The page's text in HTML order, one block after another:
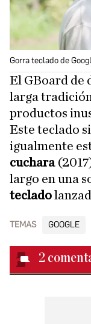
Gorra teclado de
El GBoard de
larga
productos
Este teclado
igualmente
cuchara
largo en una
teclado
TEMAS GOOGLE
2